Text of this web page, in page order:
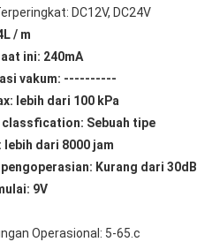
DC12V, DC24V
/ m
ini: 240mA
vakum: ----------
lebih dari 100 kPa
Sebuah tipe
lebih dari 8000 jam
Kurang dari 30dB
9V
Operasional: 5-65.c